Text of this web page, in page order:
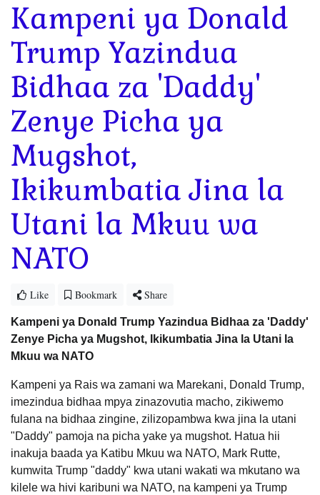
Kampeni ya Donald
Trump Yazindua
Bidhaa za 'Daddy'
Zenye Picha ya
Mugshot,
Ikikumbatia Jina la
Utani la Mkuu wa
NATO
Like Bookmark Share
Kampeni ya Donald Trump Yazindua Bidhaa za 'Daddy'
Zenye Picha ya Mugshot, Ikikumbatia Jina la Utani la
Mkuu wa NATO
Kampeni ya Rais wa zamani wa Marekani, Donald Trump,
imezindua bidhaa mpya zinazovutia macho, zikiwemo
fulana na bidhaa zingine, zilizopambwa kwa jina la utani
"Daddy" pamoja na picha yake ya mugshot. Hatua hii
inakuja baada ya Katibu Mkuu wa NATO, Mark Rutte,
kumwita Trump "daddy" kwa utani wakati wa mkutano wa
kilele wa hivi karibuni wa NATO, na kampeni ya Trump